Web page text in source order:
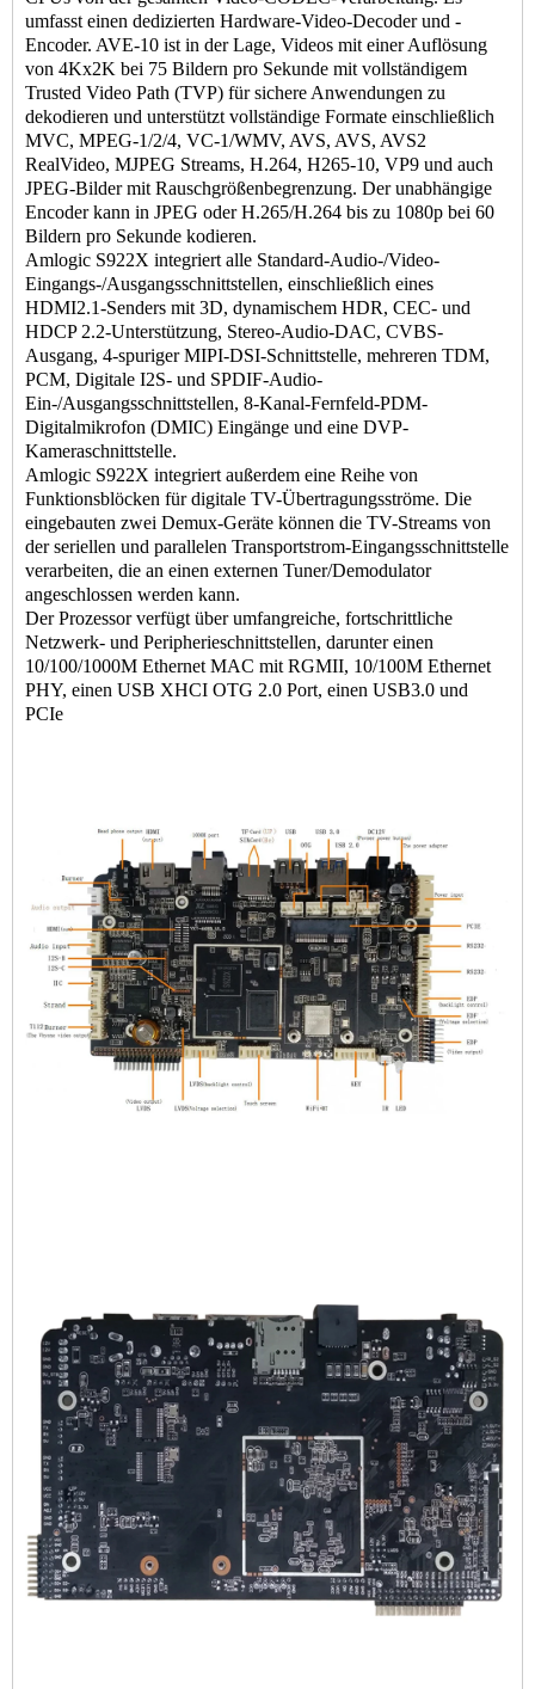
umfasst einen dedizierten Hardware-Video-Decoder und -
Encoder. AVE-10 ist in der Lage, Videos mit einer Auflösung
von 4Kx2K bei 75 Bildern pro Sekunde mit vollständigem
Trusted Video Path (TVP) für sichere Anwendungen zu
dekodieren und unterstützt vollständige Formate einschließlich
MVC, MPEG-1/2/4, VC-1/WMV, AVS, AVS, AVS2
RealVideo, MJPEG Streams, H.264, H265-10, VP9 und auch
JPEG-Bilder mit Rauschgrößenbegrenzung. Der unabhängige
Encoder kann in JPEG oder H.265/H.264 bis zu 1080p bei 60
Bildern pro Sekunde kodieren.
Amlogic S922X integriert alle Standard-Audio-/Video-
Eingangs-/Ausgangsschnittstellen, einschließlich eines
HDMI2.1-Senders mit 3D, dynamischem HDR, CEC- und
HDCP 2.2-Unterstützung, Stereo-Audio-DAC, CVBS-
Ausgang, 4-spuriger MIPI-DSI-Schnittstelle, mehreren TDM,
PCM, Digitale I2S- und SPDIF-Audio-
Ein-/Ausgangsschnittstellen, 8-Kanal-Fernfeld-PDM-
Digitalmikrofon (DMIC) Eingänge und eine DVP-
Kameraschnittstelle.
Amlogic S922X integriert außerdem eine Reihe von
Funktionsblöcken für digitale TV-Übertragungsströme. Die
eingebauten zwei Demux-Geräte können die TV-Streams von
der seriellen und parallelen Transportstrom-Eingangsschnittstelle
verarbeiten, die an einen externen Tuner/Demodulator
angeschlossen werden kann.
Der Prozessor verfügt über umfangreiche, fortschrittliche
Netzwerk- und Peripherieschnittstellen, darunter einen
10/100/1000M Ethernet MAC mit RGMII, 10/100M Ethernet
PHY, einen USB XHCI OTG 2.0 Port, einen USB3.0 und
PCIe